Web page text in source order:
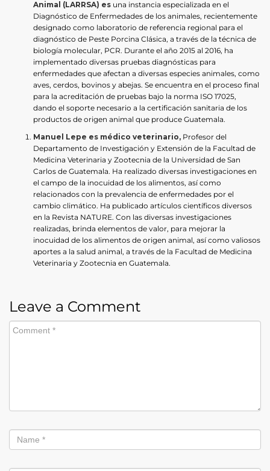
Animal (LARRSA) es una instancia especializada en el
Diagnóstico de Enfermedades de los animales, recientemente
designado como laboratorio de referencia regional para el
diagnóstico de Peste Porcina Clásica, a través de la técnica de
biología molecular, PCR. Durante el año 2015 al 2016, ha
implementado diversas pruebas diagnósticas para
enfermedades que afectan a diversas especies animales, como
aves, cerdos, bovinos y abejas. Se encuentra en el proceso final
para la acreditación de pruebas bajo la norma ISO 17025,
dando el soporte necesario a la certificación sanitaria de los
productos de origen animal que produce Guatemala.
Manuel Lepe es médico veterinario, Profesor del
Departamento de Investigación y Extensión de la Facultad de
Medicina Veterinaria y Zootecnia de la Universidad de San
Carlos de Guatemala. Ha realizado diversas investigaciones en
el campo de la inocuidad de los alimentos, así como
relacionados con la prevalencia de enfermedades por el
cambio climático. Ha publicado artículos científicos diversos
en la Revista NATURE. Con las diversas investigaciones
realizadas, brinda elementos de valor, para mejorar la
inocuidad de los alimentos de origen animal, así como valiosos
aportes a la salud animal, a través de la Facultad de Medicina
Veterinaria y Zootecnia en Guatemala.
Leave a Comment